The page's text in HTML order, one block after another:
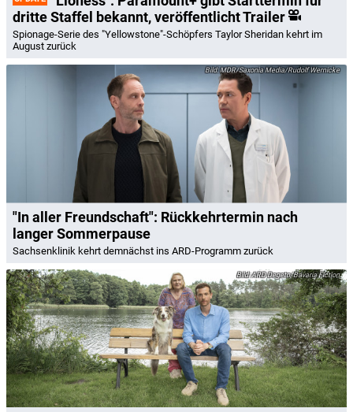
dritte Staffel bekannt, veröffentlicht Trailer
Spionage-Serie des "Yellowstone"-Schöpfers Taylor Sheridan kehrt im
August zurück
MDR/Saxonia Media/Rudolf Wernicke
"In aller Freundschaft": Rückkehrtermin nach
langer Sommerpause
Sachsenklinik kehrt demnächst ins ARD-Programm zurück
ARD Degeto/Bavaria Fiction